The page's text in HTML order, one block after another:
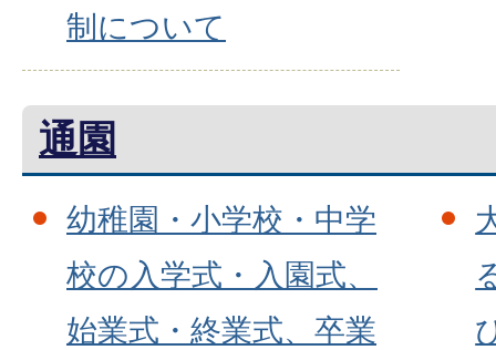
制について
通園
幼稚園・小学校・中学
校の入学式・入園式、
始業式・終業式、卒業